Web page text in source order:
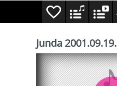
Junda 2001.09.19.